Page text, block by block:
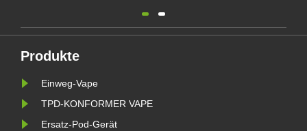
nikotinabhängig werden und die
verfügbaren elektronischen
Zigaretten ist in Belgien aus
Produkte
Einweg-Vape
TPD-KONFORMER VAPE
Ersatz-Pod-Gerät